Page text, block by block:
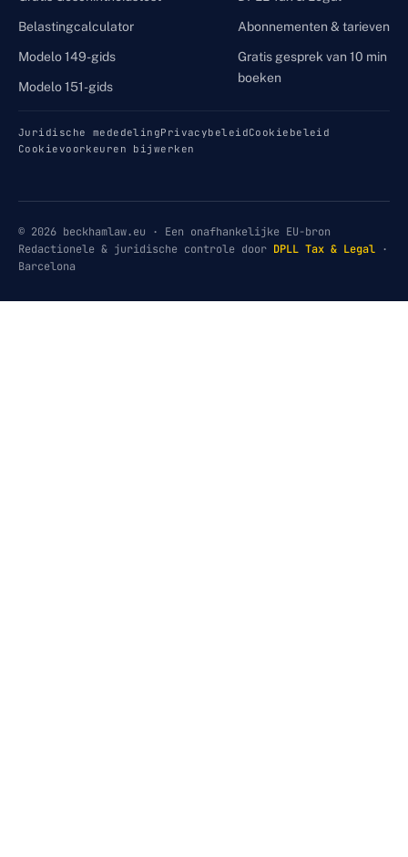
Belastingcalculator
Modelo 149-gids
Modelo 151-gids
Abonnementen & tarieven
Gratis gesprek van 10 min
boeken
Juridische mededelingPrivacybeleidCookiebeleid
Cookievoorkeuren bijwerken
© 2026 beckhamlaw.eu · Een onafhankelijke EU-bron
Redactionele & juridische controle door DPLL Tax & Legal ·
Barcelona